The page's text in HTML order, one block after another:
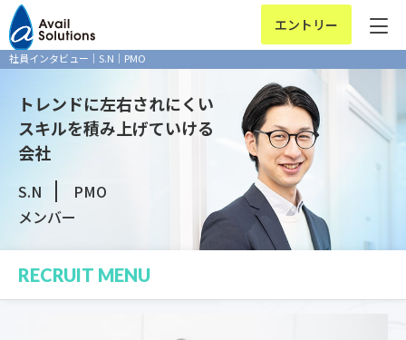
エントリー
社員インタビュー｜S.N｜PMO
トレンドに左右されにくい
スキルを積み上げていける
会社
S.N
PMO
メンバー
RECRUIT MENU